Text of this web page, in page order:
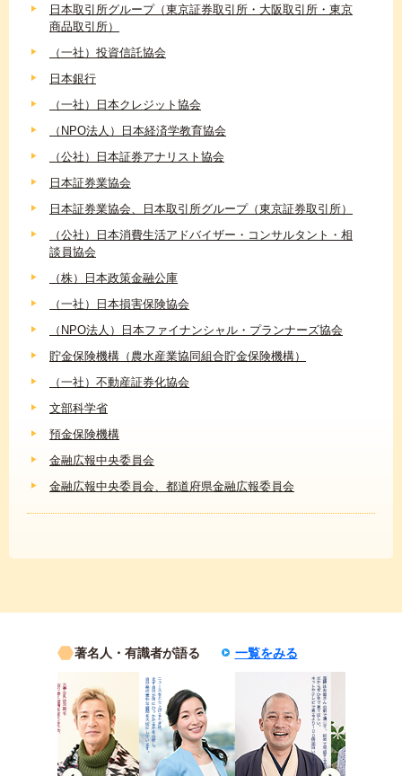
日本取引所グループ（東京証券取引所・大阪取引所・東京
商品取引所）
（一社）投資信託協会
日本銀行
（一社）日本クレジット協会
（NPO法人）日本経済学教育協会
（公社）日本証券アナリスト協会
日本証券業協会
日本証券業協会、日本取引所グループ（東京証券取引所）
（公社）日本消費生活アドバイザー・コンサルタント・相
談員協会
（株）日本政策金融公庫
（一社）日本損害保険協会
（NPO法人）日本ファイナンシャル・プランナーズ協会
貯金保険機構（農水産業協同組合貯金保険機構）
（一社）不動産証券化協会
文部科学省
預金保険機構
金融広報中央委員会
金融広報中央委員会、都道府県金融広報委員会
著名人・有識者が語る 一覧をみる